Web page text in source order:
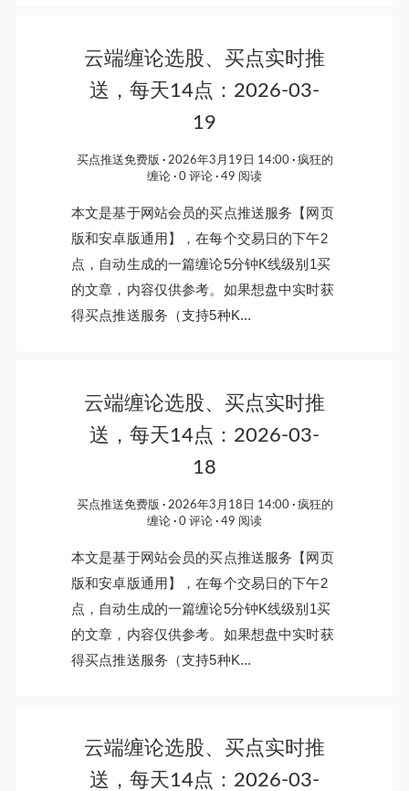
云端缠论选股、买点实时推
送，每天14点：2026-03-
19
买点推送免费版 2026年3月19日 14:00
疯狂的
缠论
0 评论 49 阅读
本文是基于网站会员的买点推送服务【网页
版和安卓版通用】，在每个交易日的下午2
点，自动生成的一篇缠论5分钟K线级别1买
的文章，内容仅供参考。如果想盘中实时获
得买点推送服务（支持5种K...
云端缠论选股、买点实时推
送，每天14点：2026-03-
18
买点推送免费版 2026年3月18日 14:00
疯狂的
缠论
0 评论 49 阅读
本文是基于网站会员的买点推送服务【网页
版和安卓版通用】，在每个交易日的下午2
点，自动生成的一篇缠论5分钟K线级别1买
的文章，内容仅供参考。如果想盘中实时获
得买点推送服务（支持5种K...
云端缠论选股、买点实时推
送，每天14点：2026-03-